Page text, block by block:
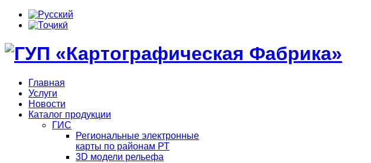
Главная
Услуги
Новости
Каталог продукции
ГИС
Региональные электронные
карты по районам РТ
3D модели рельефа